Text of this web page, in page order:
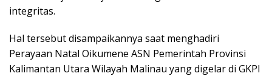
integritas.
Hal tersebut disampaikannya saat menghadiri
Perayaan Natal Oikumene ASN Pemerintah Provinsi
Kalimantan Utara Wilayah Malinau yang digelar di GKPI